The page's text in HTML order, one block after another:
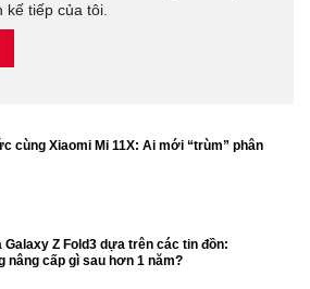
kế tiếp của tôi.
cùng Xiaomi Mi 11X: Ai mới “trùm” phân
Galaxy Z Fold3 dựa trên các tin đồn:
nâng cấp gì sau hơn 1 năm?